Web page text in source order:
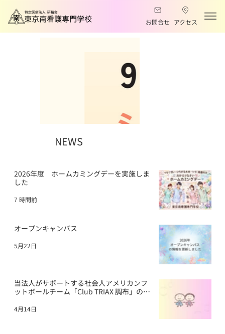
NEWS
2026年度 ホームカミングデーを実施しま
した
7 時間前
オープンキャンパス
5月22日
当法人がサポートする社会人アメリカンフ
ットボールチーム「Club TRIAX 調布」の活
4月14日
アクセス
お問合せ